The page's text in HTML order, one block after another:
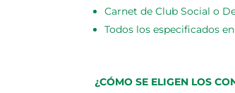
Carnet de Club Social o
Todos los especificados
¿CÓMO SE ELIGEN LOS